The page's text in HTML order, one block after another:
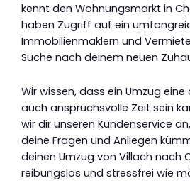
kennt den Wohnungsmarkt in
haben Zugriff auf ein
Immobilienmaklern und
Suche nach deinem neuen
Wir wissen, dass ein Umzug
auch anspruchsvolle Zeit sein
wir dir unseren Kundenservice
deine Fragen und Anliegen
deinen Umzug von Villach nach
reibungslos und stressfrei wie